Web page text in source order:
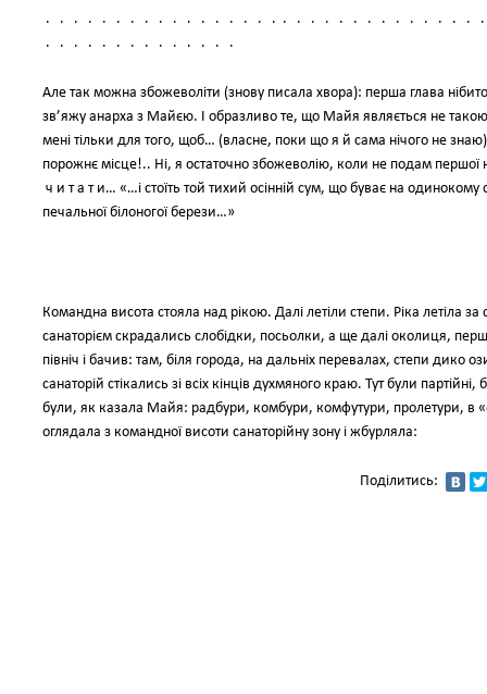
. . . . . . . . . . . . . . . . . . . . . . . . . . . . . . .
. . . . . . . . . . . . . .
Але так можна збожеволіти (знову писала хвора): перша глава
зв’яжу анарха з Майєю. І образливо те, що Майя являється не такою
мені тільки для того, щоб… (власне, поки що я й сама нічого не
порожнє місце!.. Ні, я остаточно збожеволію, коли не подам
ч и т а т и… «…і стоїть той тихий осінній сум, що буває на
печальної білоногої берези…»
Командна висота стояла над рікою. Далі летіли степи. Ріка летіла
санаторієм скрадались слобідки, посьолки, а ще далі околиця,
північ і бачив: там, біля города, на дальніх перевалах, степи дико
санаторій стікались зі всіх кінців духмяного краю. Тут були
були, як казала Майя: радбури, комбури, комфутури, пролетури, в
оглядала з командної висоти санаторійну зону і жбурляла:
Поділитись: